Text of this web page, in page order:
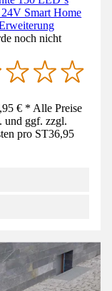
24V Smart Home
noch nicht
€ * Alle Preise
und ggf. zzgl.
pro ST36,95